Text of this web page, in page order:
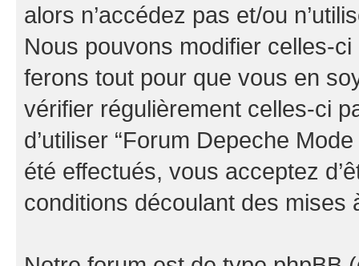
alors n’accédez pas et/ou
Nous pouvons modifier celles-
ferons tout pour que vous en
vérifier régulièrement celles-ci
d’utiliser “Forum Depeche
été effectués, vous acceptez
conditions découlant des mises